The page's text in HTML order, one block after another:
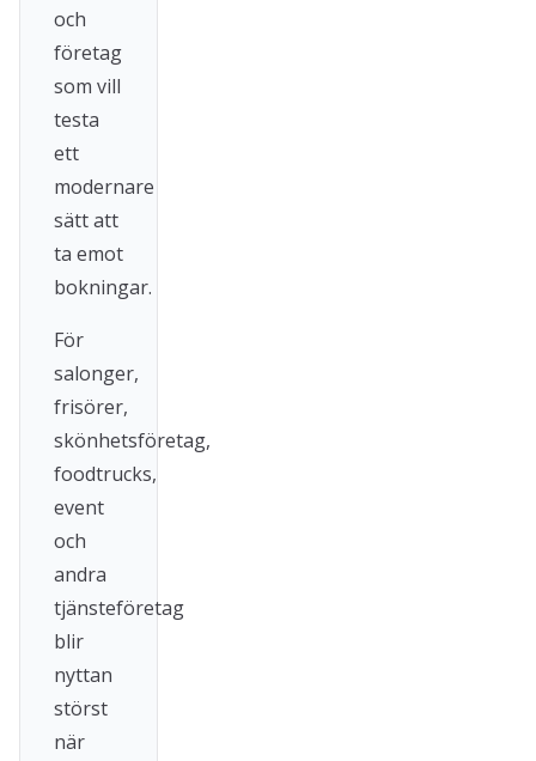
och
företag
som vill
testa
ett
modernare
sätt att
ta emot
bokningar.
För
salonger,
frisörer,
skönhetsföretag,
foodtrucks,
event
och
andra
tjänsteföretag
blir
nyttan
störst
när